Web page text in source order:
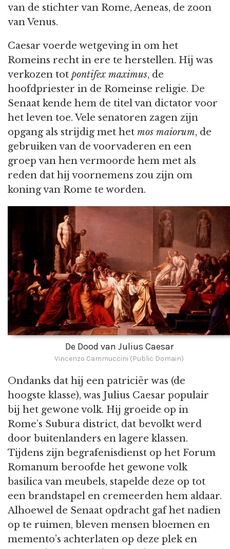
van de stichter van Rome, Aeneas, de zoon
van Venus.
Caesar voerde wetgeving in om het
Romeins recht in ere te herstellen. Hij was
verkozen tot pontifex maximus, de
hoofdpriester in de Romeinse religie. De
Senaat kende hem de titel van dictator voor
het leven toe. Vele senatoren zagen zijn
opgang als strijdig met het mos maiorum, de
gebruiken van de voorvaderen en een
groep van hen vermoorde hem met als
reden dat hij voornemens zou zijn om
koning van Rome te worden.
De Dood van Julius Caesar
Vincenzo Cammuccini (Public Domain)
Ondanks dat hij een patriciër was (de
hoogste klasse), was Julius Caesar populair
bij het gewone volk. Hij groeide op in
Rome’s Subura district, dat bevolkt werd
door buitenlanders en lagere klassen.
Tijdens zijn begrafenisdienst op het Forum
Romanum beroofde het gewone volk
basilica van meubels, stapelde deze op tot
een brandstapel en cremeerden hem aldaar.
Alhoewel de Senaat opdracht gaf het nadien
op te ruimen, bleven mensen bloemen en
memento’s achterlaten op deze plek en